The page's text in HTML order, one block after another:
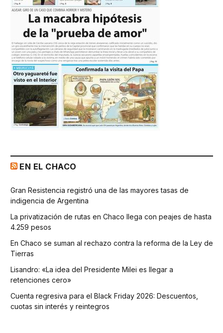
EN EL CHACO
Gran Resistencia registró una de las mayores tasas de
indigencia de Argentina
La privatización de rutas en Chaco llega con peajes de hasta
4.259 pesos
En Chaco se suman al rechazo contra la reforma de la Ley de
Tierras
Lisandro: «La idea del Presidente Milei es llegar a
retenciones cero»
Cuenta regresiva para el Black Friday 2026: Descuentos,
cuotas sin interés y reintegros